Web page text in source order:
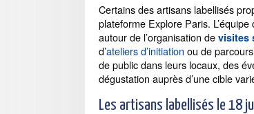
Certains des artisans labellisés
plateforme Explore Paris.
autour de l’organisation de visites
d’ateliers d’initiation ou de
de public dans leurs locaux, des
dégustation auprès d’une cible
Les artisans labellisés le 18